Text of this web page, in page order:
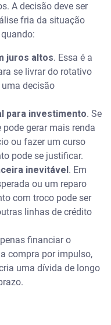
A decisão deve ser
fria da situação
juros altos. Essa é a
se livrar do rotativo
decisão
para investimento. Se
gerar mais renda
ou fazer um curso
pode se justificar.
inevitável . Em
ou um reparo
com troco pode ser
linhas de crédito
financiar o
compra por impulso,
uma dívida de longo